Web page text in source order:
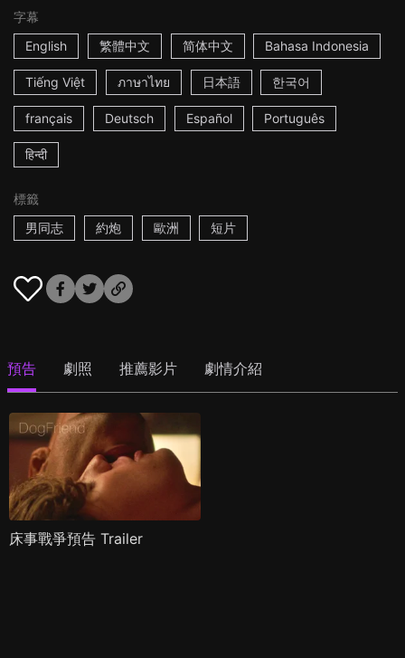
字幕
English
繁體中文 简体中文 Bahasa Indonesia
Tiếng Việt ภาษาไทย 日本語 한국어
français Deutsch Español Português
हिन्दी
標籤
男同志
約炮 歐洲 短片
預告 劇照 推薦影片 劇情介紹
床事戰爭預告 Trailer